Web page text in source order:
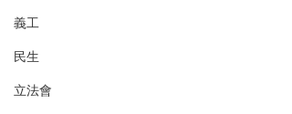
義工
民生
立法會